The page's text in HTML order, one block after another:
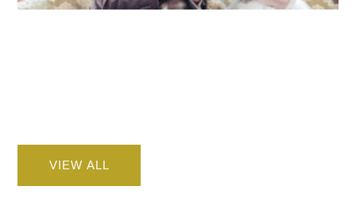
VIEW ALL